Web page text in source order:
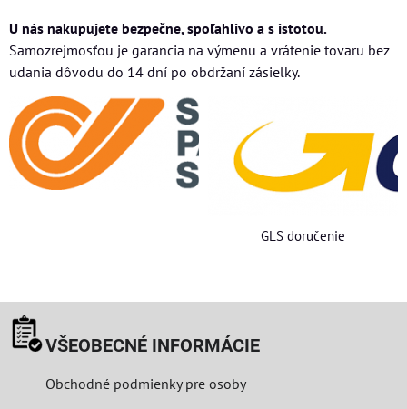
U nás nakupujete bezpečne, spoľahlivo a s istotou.
Samozrejmosťou je garancia na výmenu a vrátenie tovaru bez
udania dôvodu do 14 dní po obdržaní zásielky.
GLS doručenie
VŠEOBECNÉ INFORMÁCIE
Obchodné podmienky pre osoby